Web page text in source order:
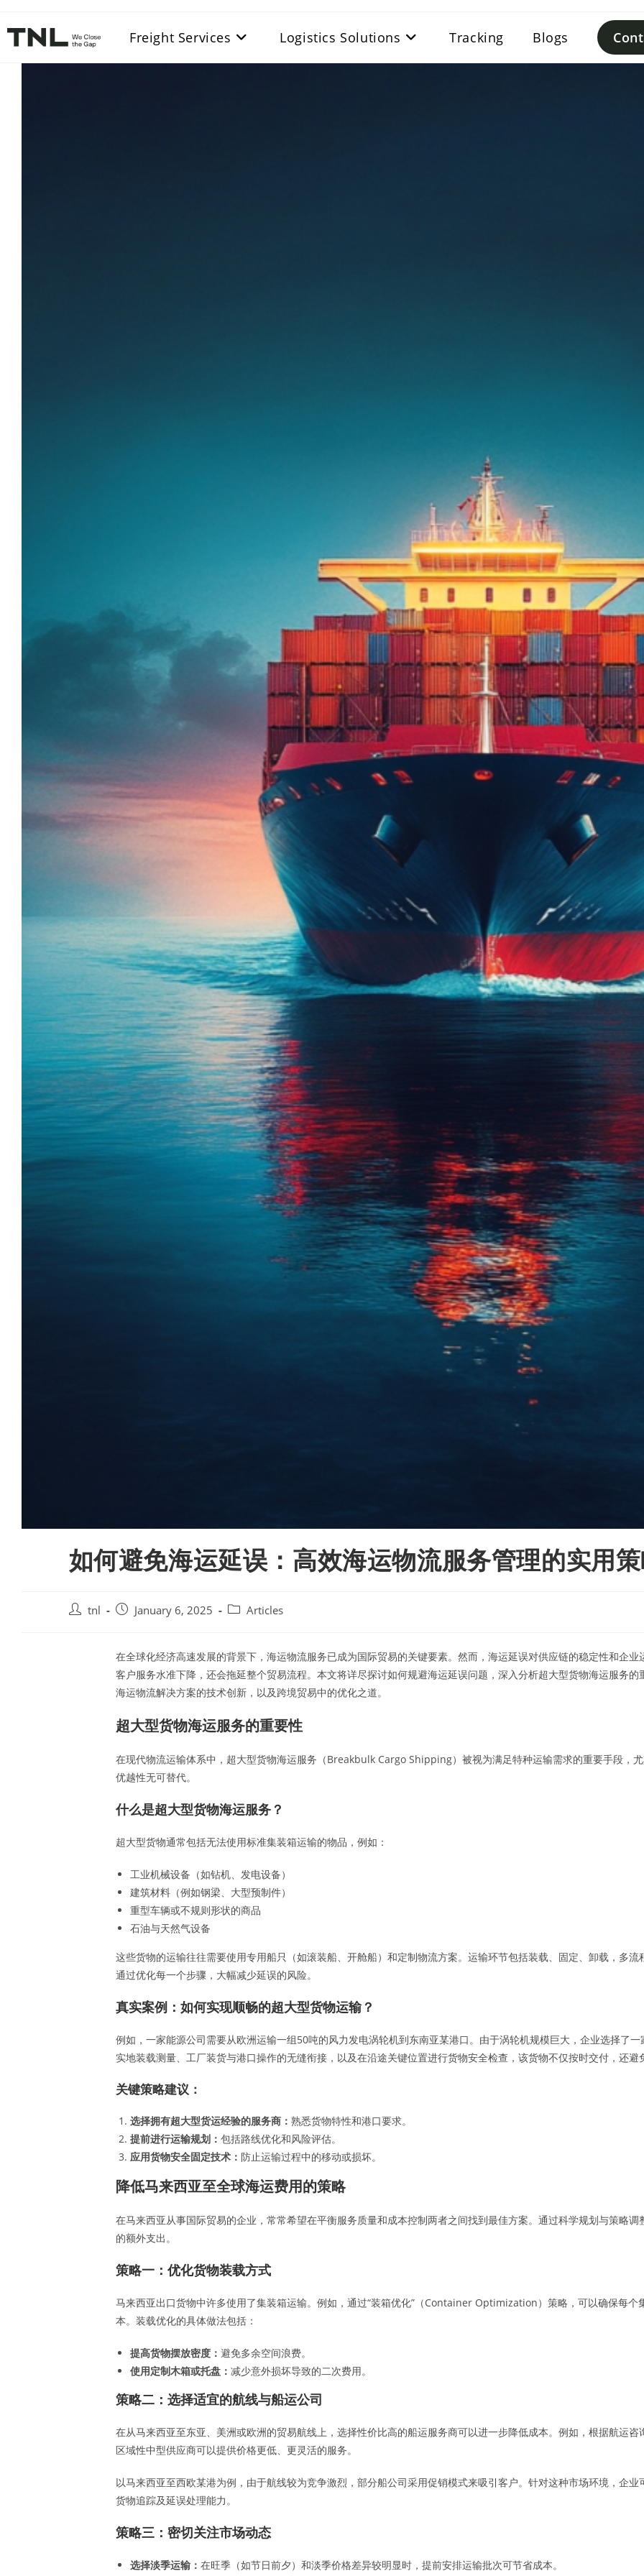
to
content
Freight Services Logistics Solutions Tracking Blogs
如何避免海运延误：高效海运物流服务管理的实用
Posttnl
Post January 6, 2025
PostArticles
在全球化经济高速发展的背景下，海运物流服务已成为国际贸易的关键要素。然而，海运延误对供应链的稳定性和企
客户服务水准下降，还会拖延整个贸易流程。本文将详尽探讨如何规避海运延误问题，深入分析超大型货物海运服务
海运物流解决方案的技术创新，以及跨境贸易中的优化之道。
超大型货物海运服务的重要性
在现代物流运输体系中，超大型货物海运服务（Breakbulk Cargo Shipping）被视为满足特种运输需求的重要手段，
优越性无可替代。
什么是超大型货物海运服务？
超大型货物通常包括无法使用标准集装箱运输的物品，例如：
工业机械设备（如钻机、发电设备）
建筑材料（例如钢梁、大型预制件）
重型车辆或不规则形状的商品
石油与天然气设备
这些货物的运输往往需要使用专用船只（如滚装船、开舱船）和定制物流方案。运输环节包括装载、固定、卸载，多
通过优化每一个步骤，大幅减少延误的风险。
真实案例：如何实现顺畅的超大型货物运输？
例如，一家能源公司需要从欧洲运输一组50吨的风力发电涡轮机到东南亚某港口。由于涡轮机规模巨大，企业选择了
实地装载测量、工厂装货与港口操作的无缝衔接，以及在沿途关键位置进行货物安全检查，该货物不仅按时交付，还避
关键策略建议：
选择拥有超大型货运经验的服务商：熟悉货物特性和港口要求。
提前进行运输规划：包括路线优化和风险评估。
应用货物安全固定技术： 防止运输过程中的移动或损坏。
降低马来西亚至全球海运费用的策略
在马来西亚从事国际贸易的企业，常常希望在平衡服务质量和成本控制两者之间找到最佳方案。通过科学规划与策略
的额外支出。
策略一：优化货物装载方式
马来西亚出口货物中许多使用了集装箱运输。例如，通过“装箱优化”（Container Optimization）策略，可以确保每
本。装载优化的具体做法包括：
提高货物摆放密度：避免多余空间浪费。
使用定制木箱或托盘：减少意外损坏导致的二次费用。
策略二：选择适宜的航线与船运公司
在从马来西亚至东亚、美洲或欧洲的贸易航线上，选择性价比高的船运服务商可以进一步降低成本。例如，根据航运
区域性中型供应商可以提供价格更低、更灵活的服务。
以马来西亚至西欧某港为例，由于航线较为竞争激烈，部分船公司采用促销模式来吸引客户。针对这种市场环境，企
货物追踪及延误处理能力。
策略三：密切关注市场动态
选择淡季运输：在旺季（如节日前夕）和淡季价格差异较明显时，提前安排运输批次可节省成本。